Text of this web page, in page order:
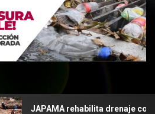
JAPAMA rehabilita drenaje colapsado